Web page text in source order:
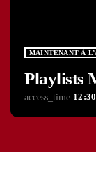
MAINTENANT À
Playlists
access_time